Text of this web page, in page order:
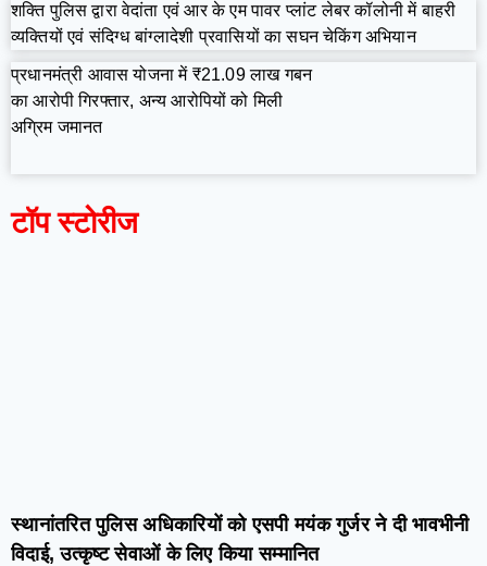
शक्ति पुलिस द्वारा वेदांता एवं आर के एम पावर प्लांट लेबर कॉलोनी में बाहरी
व्यक्तियों एवं संदिग्ध बांग्लादेशी प्रवासियों का सघन चेकिंग अभियान
प्रधानमंत्री आवास योजना में ₹21.09 लाख गबन
का आरोपी गिरफ्तार, अन्य आरोपियों को मिली
अग्रिम जमानत
टॉप स्टोरीज
स्थानांतरित पुलिस अधिकारियों को एसपी मयंक गुर्जर ने दी भावभीनी
विदाई, उत्कृष्ट सेवाओं के लिए किया सम्मानित